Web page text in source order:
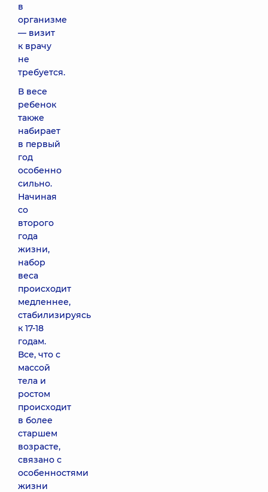
в
организме
— визит
к врачу
не
требуется.
В весе
ребенок
также
набирает
в первый
год
особенно
сильно.
Начиная
со
второго
года
жизни,
набор
веса
происходит
медленнее,
стабилизируясь
к 17-18
годам.
Все, что с
массой
тела и
ростом
происходит
в более
старшем
возрасте,
связано с
особенностями
жизни